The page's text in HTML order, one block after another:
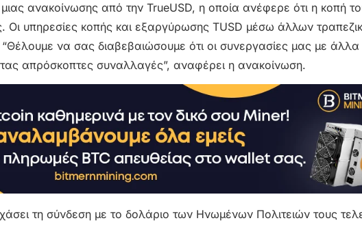
ανακοίνωσης από την TrueUSD, η οποία ανέφερε ότι η κοπή
Οι υπηρεσίες κοπής και εξαργύρωσης TUSD μέσω άλλων
να σας διαβεβαιώσουμε ότι οι συνεργασίες μας με άλλα
απρόσκοπτες συναλλαγές”, αναφέρει η ανακοίνωση.
τη σύνδεση με το δολάριο των Ηνωμένων Πολιτειών τους